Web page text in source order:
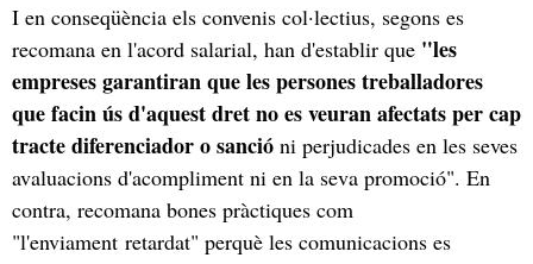
I en conseqüència els convenis col·lectius, segons es
recomana en l'acord salarial, han d'establir que "les
empreses garantiran que les persones treballadores
que facin ús d'aquest dret no es veuran afectats per cap
tracte diferenciador o sanció ni perjudicades en les seves
avaluacions d'acompliment ni en la seva promoció". En
contra, recomana bones pràctiques com
"l'enviament retardat" perquè les comunicacions es